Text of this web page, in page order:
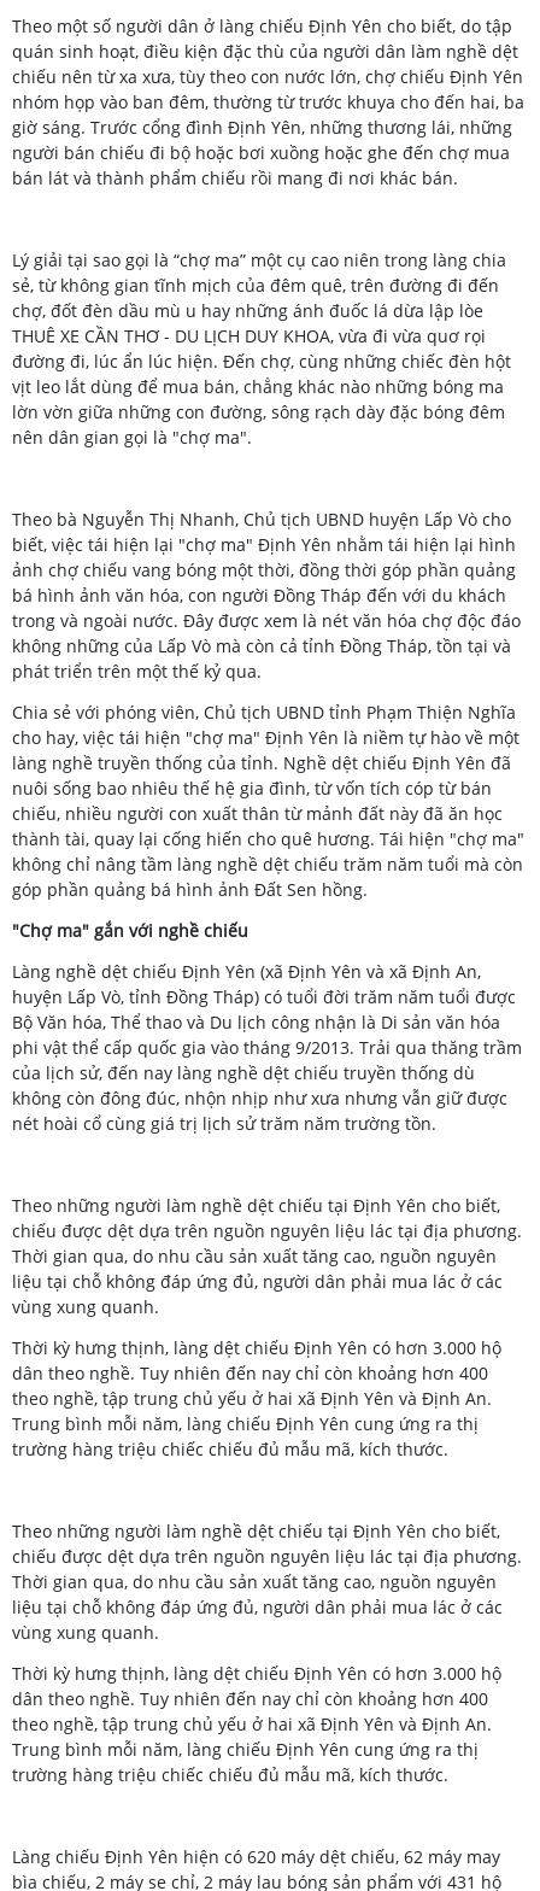
Theo một số người dân ở làng chiếu Định Yên cho biết, do tập
quán sinh hoạt, điều kiện đặc thù của người dân làm nghề dệt
chiếu nên từ xa xưa, tùy theo con nước lớn, chợ chiếu Định Yên
nhóm họp vào ban đêm, thường từ trước khuya cho đến hai, ba
giờ sáng. Trước cổng đình Định Yên, những thương lái, những
người bán chiếu đi bộ hoặc bơi xuồng hoặc ghe đến chợ mua
bán lát và thành phẩm chiếu rồi mang đi nơi khác bán.
Lý giải tại sao gọi là “chợ ma” một cụ cao niên trong làng chia
sẻ, từ không gian tĩnh mịch của đêm quê, trên đường đi đến
chợ, đốt đèn dầu mù u hay những ánh đuốc lá dừa lập lòe
, vừa đi vừa quơ rọi
đường đi, lúc ẩn lúc hiện. Đến chợ, cùng những chiếc đèn hột
vịt leo lắt dùng để mua bán, chẳng khác nào những bóng ma
lờn vờn giữa những con đường, sông rạch dày đặc bóng đêm
nên dân gian gọi là "chợ ma".
Theo bà Nguyễn Thị Nhanh, Chủ tịch UBND huyện Lấp Vò cho
biết, việc tái hiện lại "chợ ma" Định Yên nhằm tái hiện lại hình
ảnh chợ chiếu vang bóng một thời, đồng thời góp phần quảng
bá hình ảnh văn hóa, con người Đồng Tháp đến với du khách
trong và ngoài nước. Đây được xem là nét văn hóa chợ độc đáo
không những của Lấp Vò mà còn cả tỉnh Đồng Tháp, tồn tại và
phát triển trên một thế kỷ qua.
Chia sẻ với phóng viên, Chủ tịch UBND tỉnh Phạm Thiện Nghĩa
cho hay, việc tái hiện "chợ ma" Định Yên là niềm tự hào về một
làng nghề truyền thống của tỉnh. Nghề dệt chiếu Định Yên đã
nuôi sống bao nhiêu thế hệ gia đình, từ vốn tích cóp từ bán
chiếu, nhiều người con xuất thân từ mảnh đất này đã ăn học
thành tài, quay lại cống hiến cho quê hương. Tái hiện "chợ ma"
không chỉ nâng tầm làng nghề dệt chiếu trăm năm tuổi mà còn
góp phần quảng bá hình ảnh Đất Sen hồng.
"Chợ ma" gắn với nghề chiếu
Làng nghề dệt chiếu Định Yên (xã Định Yên và xã Định An,
huyện Lấp Vò, tỉnh Đồng Tháp) có tuổi đời trăm năm tuổi được
Bộ Văn hóa, Thể thao và Du lịch công nhận là Di sản văn hóa
phi vật thể cấp quốc gia vào tháng 9/2013. Trải qua thăng trầm
của lịch sử, đến nay làng nghề dệt chiếu truyền thống dù
không còn đông đúc, nhộn nhịp như xưa nhưng vẫn giữ được
nét hoài cổ cùng giá trị lịch sử trăm năm trường tồn.
Theo những người làm nghề dệt chiếu tại Định Yên cho biết,
chiếu được dệt dựa trên nguồn nguyên liệu lác tại địa phương.
Thời gian qua, do nhu cầu sản xuất tăng cao, nguồn nguyên
liệu tại chỗ không đáp ứng đủ, người dân phải mua lác ở các
vùng xung quanh.
Thời kỳ hưng thịnh, làng dệt chiếu Định Yên có hơn 3.000 hộ
dân theo nghề. Tuy nhiên đến nay chỉ còn khoảng hơn 400
theo nghề, tập trung chủ yếu ở hai xã Định Yên và Định An.
Trung bình mỗi năm, làng chiếu Định Yên cung ứng ra thị
trường hàng triệu chiếc chiếu đủ mẫu mã, kích thước.
Theo những người làm nghề dệt chiếu tại Định Yên cho biết,
chiếu được dệt dựa trên nguồn nguyên liệu lác tại địa phương.
Thời gian qua, do nhu cầu sản xuất tăng cao, nguồn nguyên
liệu tại chỗ không đáp ứng đủ, người dân phải mua lác ở các
vùng xung quanh.
Thời kỳ hưng thịnh, làng dệt chiếu Định Yên có hơn 3.000 hộ
dân theo nghề. Tuy nhiên đến nay chỉ còn khoảng hơn 400
theo nghề, tập trung chủ yếu ở hai xã Định Yên và Định An.
Trung bình mỗi năm, làng chiếu Định Yên cung ứng ra thị
trường hàng triệu chiếc chiếu đủ mẫu mã, kích thước.
Làng chiếu Định Yên hiện có 620 máy dệt chiếu, 62 máy may
bìa chiếu, 2 máy se chỉ, 2 máy lau bóng sản phẩm với 431 hộ